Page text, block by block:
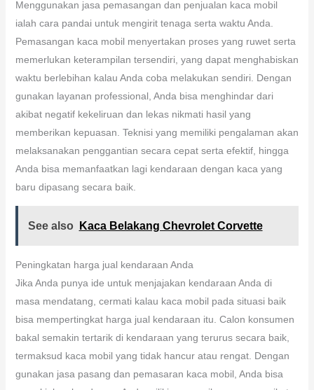
Menggunakan jasa pemasangan dan penjualan kaca mobil
ialah cara pandai untuk mengirit tenaga serta waktu Anda.
Pemasangan kaca mobil menyertakan proses yang ruwet serta
memerlukan keterampilan tersendiri, yang dapat menghabiskan
waktu berlebihan kalau Anda coba melakukan sendiri. Dengan
gunakan layanan professional, Anda bisa menghindar dari
akibat negatif kekeliruan dan lekas nikmati hasil yang
memberikan kepuasan. Teknisi yang memiliki pengalaman akan
melaksanakan penggantian secara cepat serta efektif, hingga
Anda bisa memanfaatkan lagi kendaraan dengan kaca yang
baru dipasang secara baik.
See also Kaca Belakang Chevrolet Corvette
Peningkatan harga jual kendaraan Anda
Jika Anda punya ide untuk menjajakan kendaraan Anda di
masa mendatang, cermati kalau kaca mobil pada situasi baik
bisa mempertingkat harga jual kendaraan itu. Calon konsumen
bakal semakin tertarik di kendaraan yang terurus secara baik,
termaksud kaca mobil yang tidak hancur atau rengat. Dengan
gunakan jasa pasang dan pemasaran kaca mobil, Anda bisa